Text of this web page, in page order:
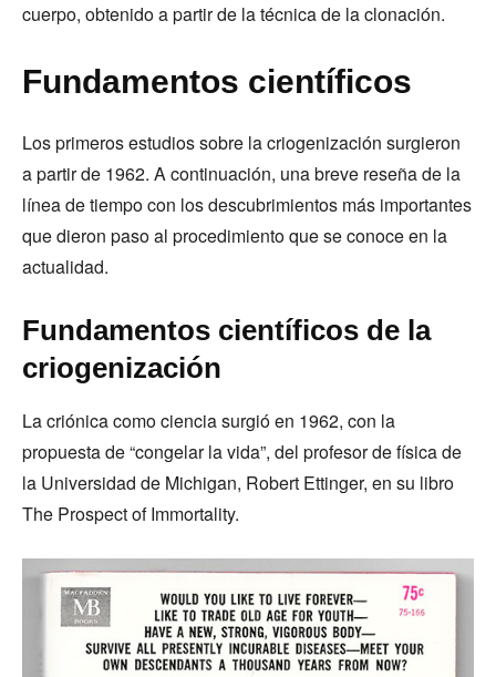
cuerpo, obtenido a partir de la técnica de la clonación.
Fundamentos científicos
Los primeros estudios sobre la criogenización surgieron
a partir de 1962. A continuación, una breve reseña de la
línea de tiempo con los descubrimientos más importantes
que dieron paso al procedimiento que se conoce en la
actualidad.
Fundamentos científicos de la
criogenización
La criónica como ciencia surgió en 1962, con la
propuesta de “congelar la vida”, del profesor de física de
la Universidad de Michigan, Robert Ettinger, en su libro
The Prospect of Immortality.